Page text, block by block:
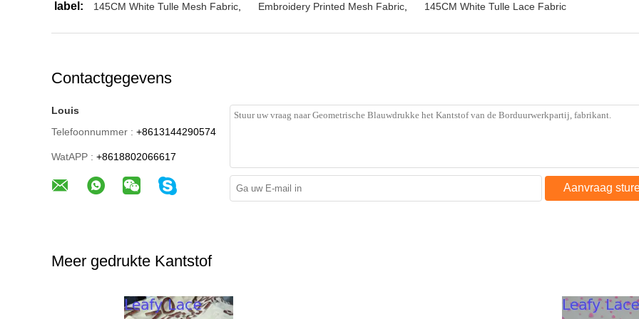
label: 145CM White Tulle Mesh Fabric Embroidery Printed Mesh Fabric 145CM White Tulle Lace Fabric
Contactgegevens
Louis
Telefoonnummer : +8613144290574
WatAPP : +8618802066617
Aanvraag
Meer gedrukte Kantstof